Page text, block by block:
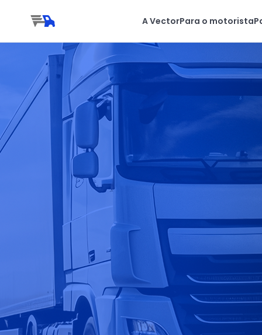
A VectorPara o motorista